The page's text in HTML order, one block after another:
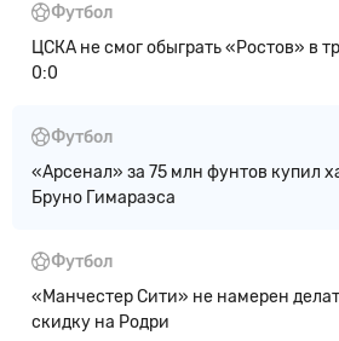
Футбол
ЦСКА не смог обыграть «Ростов» в
0:0
Футбол
«Арсенал» за 75 млн фунтов купил
Бруно Гимараэса
Футбол
«Манчестер Сити» не намерен
скидку на Родри